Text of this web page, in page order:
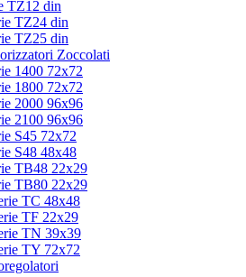
TZ12 din
TZ24 din
TZ25 din
Zoccolati
1400 72x72
1800 72x72
2000 96x96
2100 96x96
S45 72x72
S48 48x48
TB48 22x29
TB80 22x29
TC 48x48
TF 22x29
TN 39x39
TY 72x72